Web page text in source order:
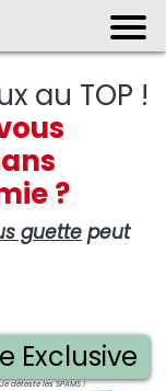
au TOP !
?
guette peut
Exclusive
déteste les SPAMS !